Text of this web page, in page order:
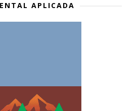
APLICADA